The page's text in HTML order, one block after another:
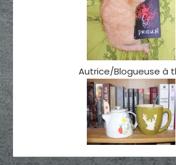
Autrice/Blogueuse à